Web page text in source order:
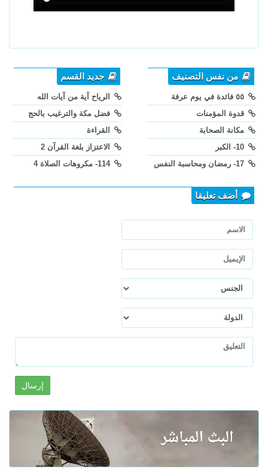
من نفس التصنيف
قدوة المؤمنات
مكانة الصحابة
جديد القسم
الرياح آية من آيات الله
فضل مكة والترغيب بالحج
القراءة
الاعتزاز بلغة القرآن 2
114- مكروهات الصلاة 4
أضف تعليقا
إرسال